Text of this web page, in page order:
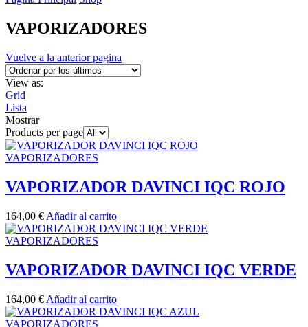
VAPORIZADORES
Vuelve a la anterior pagina
View as:
Grid
Lista
Mostrar
Products per page
VAPORIZADORES
VAPORIZADOR DAVINCI IQC ROJO
164,00 € Añadir al carrito
VAPORIZADORES
VAPORIZADOR DAVINCI IQC VERDE
164,00 € Añadir al carrito
VAPORIZADORES